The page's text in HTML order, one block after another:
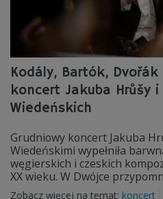
Kodály, Bartók,
koncert Jakuba Hrůšy
Wiedeńskich
Grudniowy koncert Jakuba
Wiedeńskimi wypełniła
węgierskich i czeskich
XX wieku. W Dwójce
Zobacz więcej na temat: koncert